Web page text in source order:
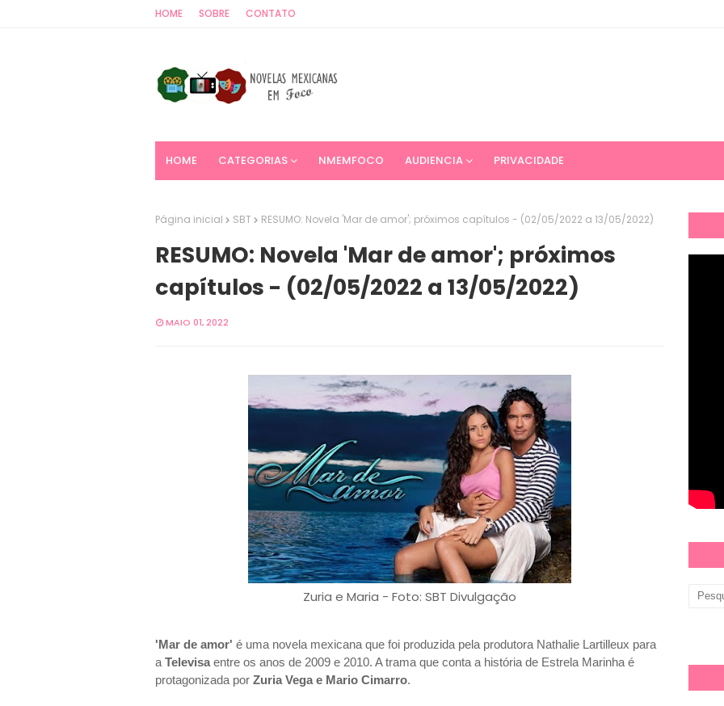
HOME SOBRE CONTATO
HOME CATEGORIAS NMEMFOCO AUDIENCIA PRIVACIDADE
Página inicial SBT RESUMO: Novela 'Mar de amor'; próximos capítulos - (02/05/2022 a 13/05/2022)
RESUMO: Novela 'Mar de amor'; próximos
capítulos - (02/05/2022 a 13/05/2022)
MAIO 01, 2022
Zuria e Maria - Foto: SBT Divulgação
'Mar de amor' é uma novela mexicana que foi produzida pela produtora Nathalie Lartilleux para
a Televisa entre os anos de 2009 e 2010. A trama que conta a história de Estrela Marinha é
protagonizada por Zuria Vega e Mario Cimarro.